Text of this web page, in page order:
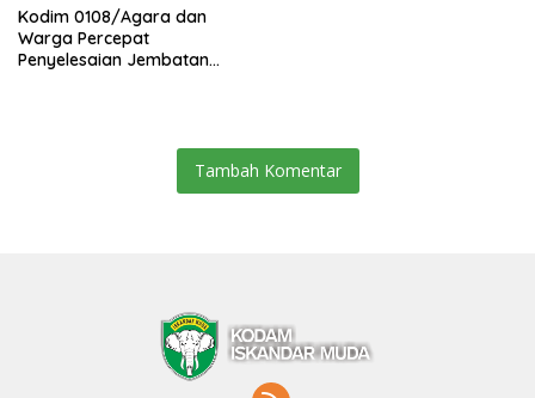
Kodim 0108/Agara dan
Warga Percepat
Penyelesaian Jembatan
Tambah Komentar